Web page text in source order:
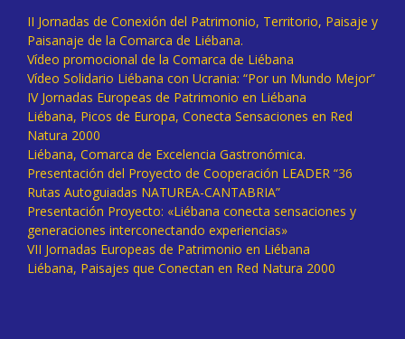
II Jornadas de Conexión del Patrimonio, Territorio, Paisaje y
Paisanaje de la Comarca de Liébana.
Vídeo promocional de la Comarca de Liébana
Vídeo Solidario Liébana con Ucrania: “Por un Mundo Mejor”
IV Jornadas Europeas de Patrimonio en Liébana
Liébana, Picos de Europa, Conecta Sensaciones en Red
Natura 2000
Liébana, Comarca de Excelencia Gastronómica.
Presentación del Proyecto de Cooperación LEADER “36
Rutas Autoguiadas NATUREA-CANTABRIA”
Presentación Proyecto: «Liébana conecta sensaciones y
generaciones interconectando experiencias»
VII Jornadas Europeas de Patrimonio en Liébana
Liébana, Paisajes que Conectan en Red Natura 2000